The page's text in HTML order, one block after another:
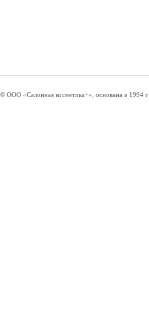
© ООО «Салонная косметика+», основана в 1994 г